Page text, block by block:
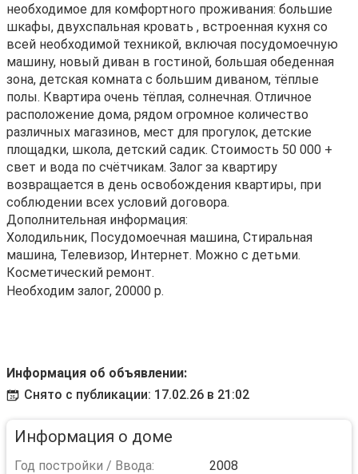
необходимое для комфортного проживания: большие
шкафы, двухспальная кровать , встроенная кухня со
всей необходимой техникой, включая посудомоечную
машину, новый диван в гостиной, большая обеденная
зона, детская комната с большим диваном, тёплые
полы. Квартира очень тёплая, солнечная. Отличное
расположение дома, рядом огромное количество
различных магазинов, мест для прогулок, детские
площадки, школа, детский садик. Стоимость 50 000 +
свет и вода по счётчикам. Залог за квартиру
возвращается в день освобождения квартиры, при
соблюдении всех условий договора.
Дополнительная информация:
Холодильник, Посудомоечная машина, Стиральная
машина, Телевизор, Интернет. Можно с детьми.
Косметический ремонт.
Необходим залог, 20000 р.
Информация об объявлении:
Снято с публикации: 17.02.26 в 21:02
Информация о доме
Год постройки / Ввода:
2008